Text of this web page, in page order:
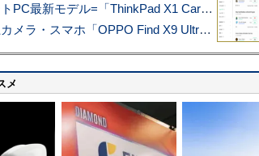
あこがれの旗艦モバイルノートPC最新モデル=「ThinkPad X1 Carbon Gen 14 Aura Edition」実機レビュー
ハッセルブラッド搭載の頂上カメラ・スマホ「OPPO Find X9 Ultra」実写レビュー=プロが本気で徹底撮影しました!!
メ